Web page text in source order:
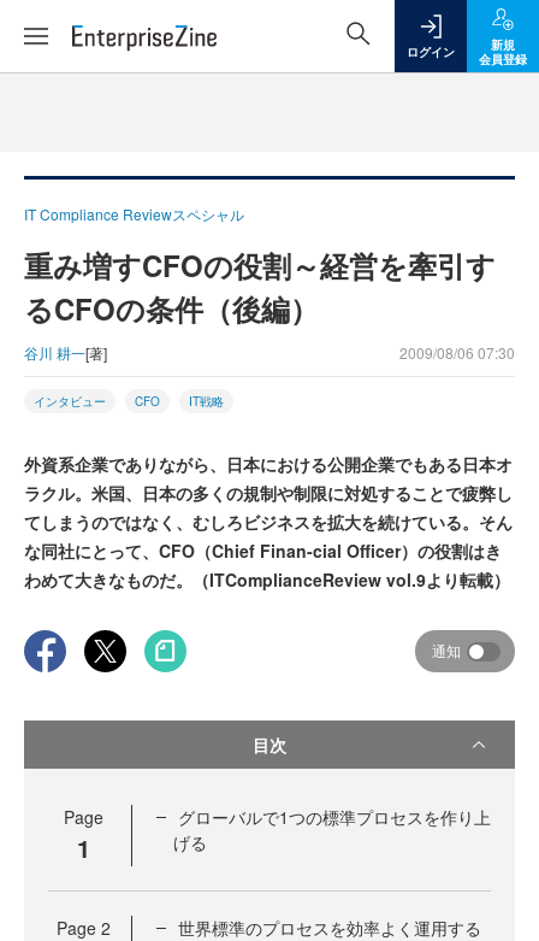
ログイン
新規
会員登録
IT Compliance Reviewスペシャル
重み増すCFOの役割～経営を牽引す
るCFOの条件（後編）
谷川 耕一[著] 2009/08/06 07:30
インタビュー CFO IT戦略
外資系企業でありながら、日本における公開企業でもある日本オ
ラクル。米国、日本の多くの規制や制限に対処することで疲弊し
てしまうのではなく、むしろビジネスを拡大を続けている。そん
な同社にとって、CFO（Chief Finan-cial Officer）の役割はき
わめて大きなものだ。（ITComplianceReview vol.9より転載）
通知
目次
Page
1
グローバルで1つの標準プロセスを作り上
げる
Page 2 世界標準のプロセスを効率よく運用する